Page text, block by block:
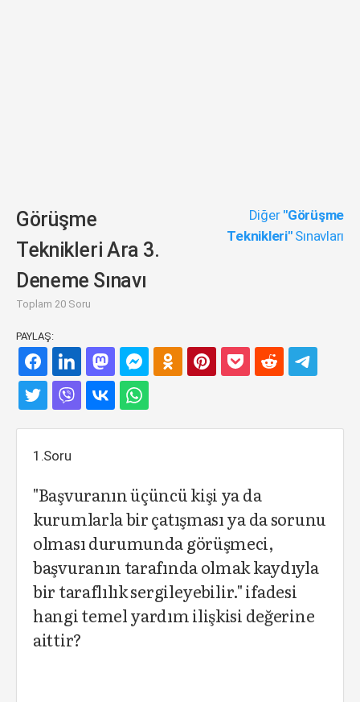
Görüşme
Teknikleri Ara 3.
Deneme Sınavı
Toplam 20 Soru
Diğer "Görüşme
Teknikleri"Sınavları
PAYLAŞ:
1.Soru
"Başvuranın üçüncü kişi ya da
kurumlarla bir çatışması ya da sorunu
olması durumunda görüşmeci,
başvuranın tarafında olmak kaydıyla
bir taraflılık sergileyebilir." ifadesi
hangi temel yardım ilişkisi değerine
aittir?